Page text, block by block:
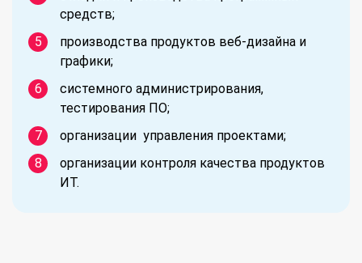
средств;
производства продуктов веб-дизайна и
графики;
системного администрирования,
тестирования ПО;
организации управления проектами;
организации контроля качества продуктов
ИТ.